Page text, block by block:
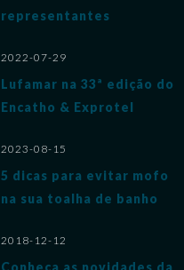
representantes
2022-07-29
Lufamar na 33ª edição do
Encatho & Exprotel
2023-08-15
5 dicas para evitar mofo
na sua toalha de banho
2018-12-12
Conheça as novidades da